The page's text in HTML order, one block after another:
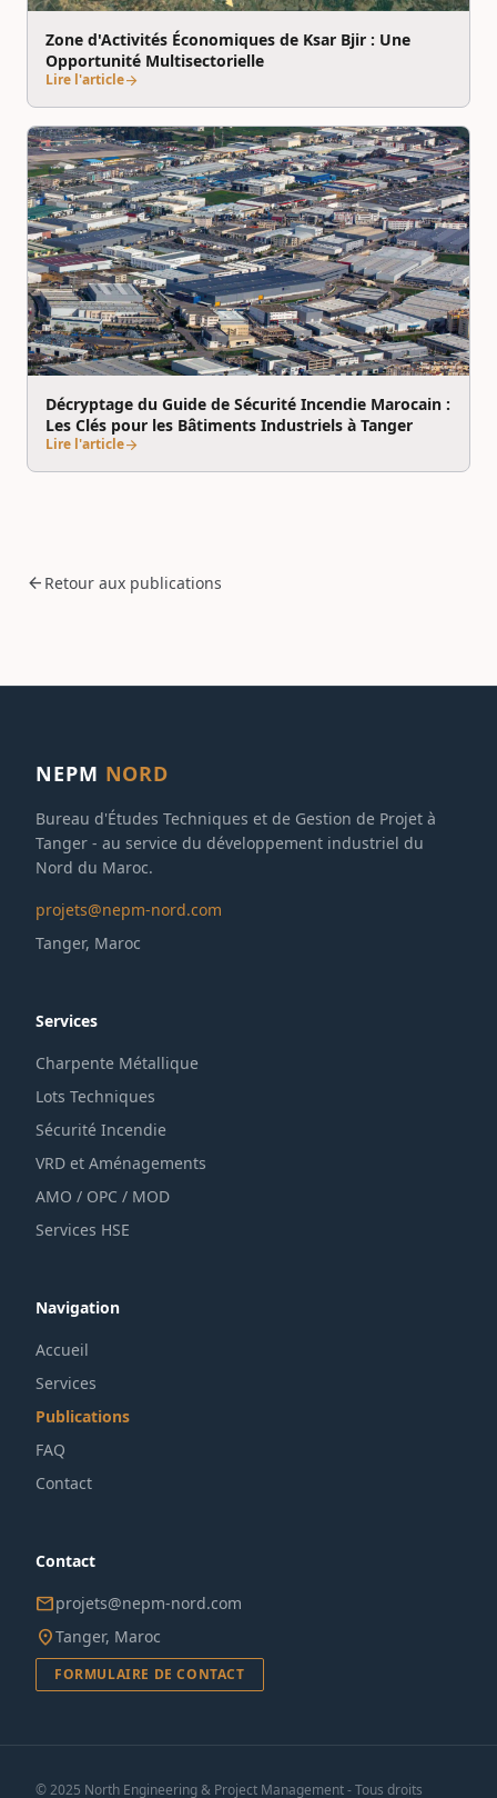
Zone d'Activités Économiques de Ksar Bjir : Une
Opportunité Multisectorielle
Lire l'articlearrow_forward
Décryptage du Guide de Sécurité Incendie Marocain :
Les Clés pour les Bâtiments Industriels à Tanger
Lire l'articlearrow_forward
arrow_back Retour aux publications
NEPM NORD
Bureau d'Études Techniques et de Gestion de Projet à
Tanger - au service du développement industriel du
Nord du Maroc.
projets@nepm-nord.com
Tanger, Maroc
Services
Charpente Métallique
Lots Techniques
Sécurité Incendie
VRD et Aménagements
AMO / OPC / MOD
Services HSE
Navigation
Accueil
Services
Publications
FAQ
Contact
Contact
mailprojets@nepm-nord.com
location_onTanger, Maroc
FORMULAIRE DE CONTACT
© 2025 North Engineering & Project Management - Tous droits